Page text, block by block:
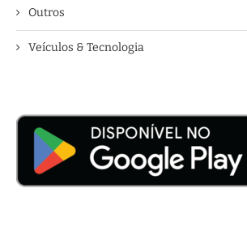
Outros
Veículos & Tecnologia